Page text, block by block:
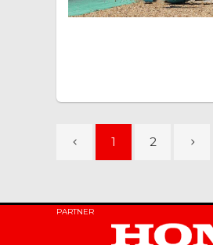
1 2
PARTNER